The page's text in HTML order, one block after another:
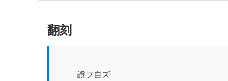
翻刻